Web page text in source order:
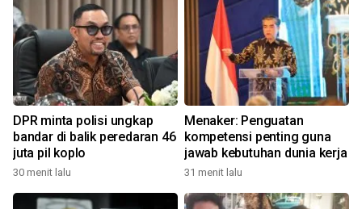
DPR minta polisi ungkap
bandar di balik peredaran 46
juta pil koplo
30 menit lalu
Menaker: Penguatan
kompetensi penting guna
jawab kebutuhan dunia kerja
31 menit lalu